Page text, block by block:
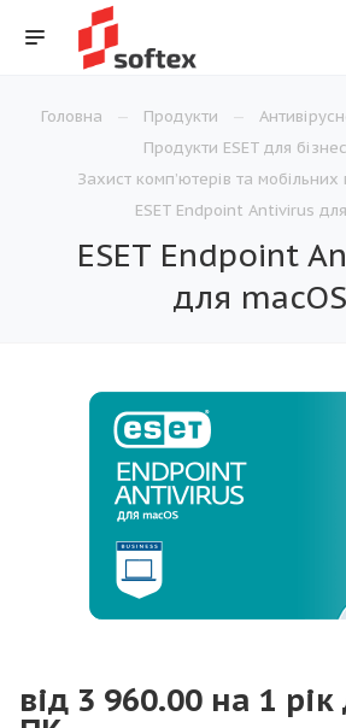
Головна Продукти
Продукти ESET для
Захист комп’ютерів та мобільних
ESET Endpoint Antivirus
ESET Endpoint
для macOS
від 3 960.00 на 1